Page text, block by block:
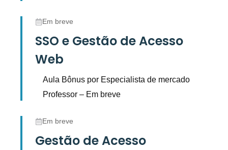
Em breve
SSO e Gestão de Acesso
Web
Aula Bônus por Especialista de mercado
Professor – Em breve
Em breve
Gestão de Acesso